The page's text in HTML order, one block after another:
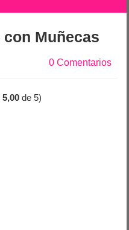
Muñecas
0 Comentarios
5,00 de 5)